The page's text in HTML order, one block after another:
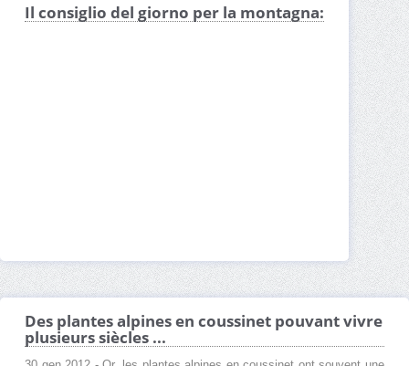
Il consiglio del giorno per la montagna:
Des plantes alpines en coussinet pouvant vivre
plusieurs siècles ...